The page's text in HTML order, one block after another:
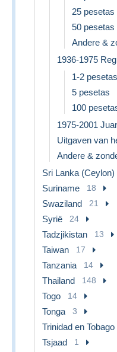
25 pesetas
50 pesetas
Andere &
1936-1975
1-2 pesetas
5 pesetas
100
1975-2001
Andere &
Sri Lanka (Ceylon)
Suriname 18
Swaziland 21
Syrië 24
Tadzjikistan 13
Taiwan 17
Tanzania 14
Thailand 148
Togo 14
Tonga 3
Trinidad en Tobago
Tsjaad 1